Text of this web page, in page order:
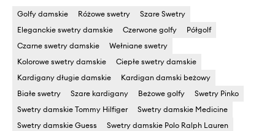
Golfy damskie Różowe swetry
Szare Swetry
Eleganckie swetry damskie
Czerwone golfy
Półgolf
Czarne swetry damskie
Wełniane swetry
Kolorowe swetry damskie
Ciepłe swetry damskie
Kardigany długie damskie
Kardigan damski beżowy
Białe swetry
Szare kardigany Beżowe golfy
Swetry Pinko
Swetry damskie Tommy Hilfiger
Swetry damskie Medicine
Swetry damskie Guess
Swetry damskie Polo Ralph Lauren